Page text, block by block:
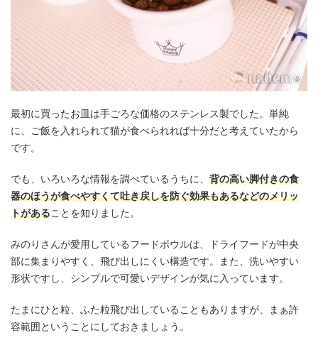
最初に買ったお皿は手ごろな価格のステンレス製でした。単純
に、ご飯を入れられて猫が食べられれば十分だと考えていたから
です。
でも、いろいろな情報を調べているうちに、 背の高い脚付きの食
器のほうが食べやすくて吐き戻しを防ぐ効果もあるなどのメリッ
トがあることを知りました。
みのりさんが愛用しているフードボウルは、ドライフードが中央
部に集まりやすく、飛び出しにくい構造です。また、洗いやすい
形状ですし、シンプルで可愛いデザインが気に入っています。
たまにひと粒、ふた粒飛び出していることもありますが、まぁ許
容範囲ということにしておきましょう。